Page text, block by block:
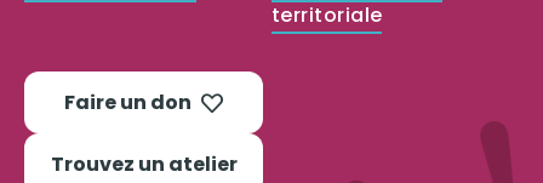
territoriale
Faire un don
Trouvez un atelier